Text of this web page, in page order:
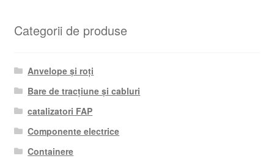
mai
Categorii de produse
Anvelope și roți
Bare de tracțiune și cabluri
catalizatori FAP
Componente electrice
Containere